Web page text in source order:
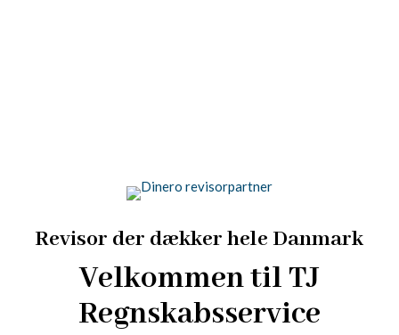
Revisor der dækker hele Danmark
Velkommen til TJ
Regnskabsservice